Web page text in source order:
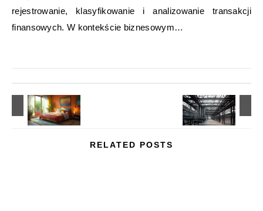
rejestrowanie, klasyfikowanie i analizowanie transakcji
finansowych. W kontekście biznesowym…
RELATED POSTS